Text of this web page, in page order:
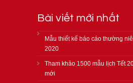
Bài viết mới nhất
Mẫu thiết kế báo cáo thường
2020
Tham khảo 1500 mẫu lịch Tết
mới